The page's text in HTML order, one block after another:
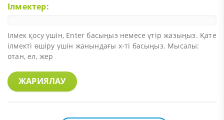
Ілмектер:
Ілмек қосу үшін, Enter басыңыз немесе үтір жазыңыз. Қате
ілмекті өшіру үшін жанындағы х-ті басыңыз. Мысалы:
отан, ел, жер
ЖАРИЯЛАУ